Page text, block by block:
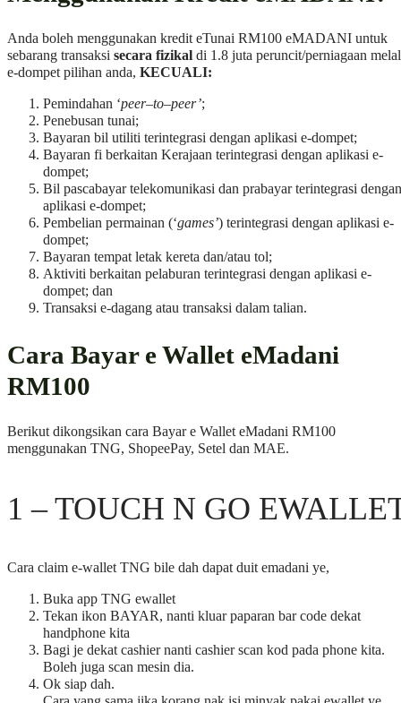
Anda boleh menggunakan kredit eTunai RM100 eMADANI untuk
sebarang transaksi secara fizikal di 1.8 juta peruncit/perniagaan
e-dompet pilihan anda, KECUALI:
Pemindahan ‘peer–to–peer’;
Penebusan tunai;
Bayaran bil utiliti terintegrasi dengan aplikasi e-dompet;
Bayaran fi berkaitan Kerajaan terintegrasi dengan aplikasi e-
dompet;
Bil pascabayar telekomunikasi dan prabayar terintegrasi dengan
aplikasi e-dompet;
Pembelian permainan (‘games’) terintegrasi dengan aplikasi e-
dompet;
Bayaran tempat letak kereta dan/atau tol;
Aktiviti berkaitan pelaburan terintegrasi dengan aplikasi e-
dompet; dan
Transaksi e-dagang atau transaksi dalam talian.
Cara Bayar e Wallet eMadani
RM100
Berikut dikongsikan cara Bayar e Wallet eMadani RM100
menggunakan TNG, ShopeePay, Setel dan MAE.
1 – TOUCH N GO
Cara claim e-wallet TNG bile dah dapat duit emadani ye,
Buka app TNG ewallet
Tekan ikon BAYAR, nanti kluar paparan bar code dekat
handphone kita
Bagi je dekat cashier nanti cashier scan kod pada phone kita.
Boleh juga scan mesin dia.
Ok siap dah.